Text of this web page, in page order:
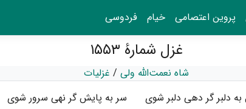
پروین اعتصامی خیام فردوسی
غزل شمارهٔ ۱۵۵۳
شاه نعمت‌الله ولی / غزلیات
به دلبر گر دهی دلبر شوی
سر به پایش گر نهی سرور شوی